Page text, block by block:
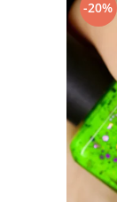
-20%